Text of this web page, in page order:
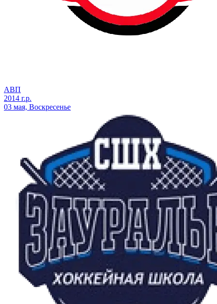
АВП
2014 г.р.
03 мая, Воскресенье